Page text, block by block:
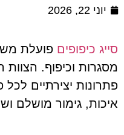
יוני 22, 2026
סייג כיפופים
מסגרות וכיפוף.
פתרונות יצירתיים
איכות, גימור מושלם